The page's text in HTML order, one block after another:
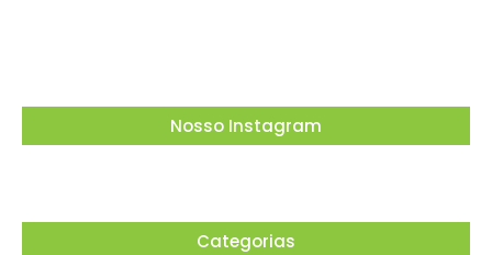
Nosso Instagram
Categorias